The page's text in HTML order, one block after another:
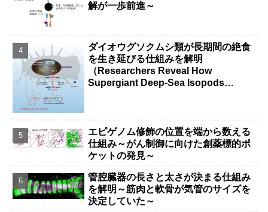
解が一歩前進～
ダイオウグソクムシ類が長期間の絶食
を生き延びる仕組みを解明
（Researchers Reveal How
Supergiant Deep-Sea Isopods
エピゲノム修飾の位置を端から数える
仕組み～がん制御に向けた創薬標的ポ
ケットの発見～
管腔臓器の長さと太さが決まる仕組み
を解明～筋肉と軟骨が気管のサイズを
決定していた～